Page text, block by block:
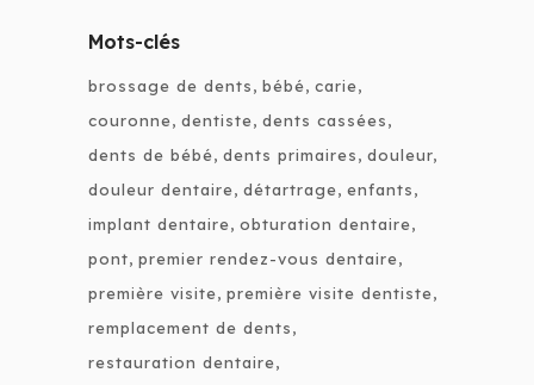
Mots-clés
brossage de dents bébé carie
couronne dentiste dents cassées
dents de bébé dents primaires
douleur
douleur dentaire détartrage enfants
implant dentaire obturation dentaire
pont premier rendez-vous dentaire
première visite première visite dentiste
remplacement de dents
restauration dentaire